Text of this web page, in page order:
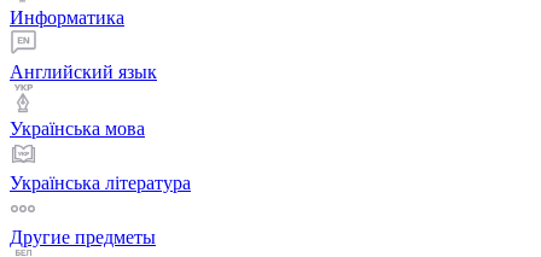
Информатика
Английский язык
Українська мова
Українська література
Другие предметы